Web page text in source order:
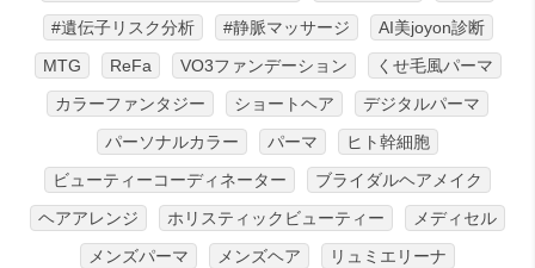
#遺伝子リスク分析
#静脈マッサージ
AI美joyon診断
MTG
ReFa VO3ファンデーション
くせ毛風パーマ
カラーファンタジー
ショートヘア
デジタルパーマ
パーソナルカラー
パーマ
ヒト幹細胞
ビューティーコーディネーター
ブライダルヘアメイク
ヘアアレンジ
ホリスティックビューティー
メディセル
メンズパーマ
メンズヘア
リュミエリーナ